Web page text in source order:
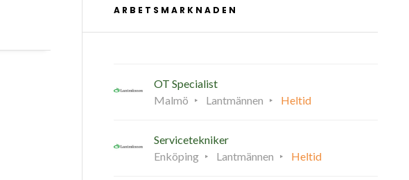
ARBETSMARKNADEN
OT Specialist
Malmö
Lantmännen Heltid
Servicetekniker
Enköping
Lantmännen Heltid